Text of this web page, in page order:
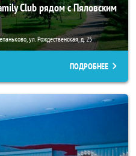
Club рядом с Пяловским
ул. Рождественская, д. 25
ПОДРОБНЕЕ